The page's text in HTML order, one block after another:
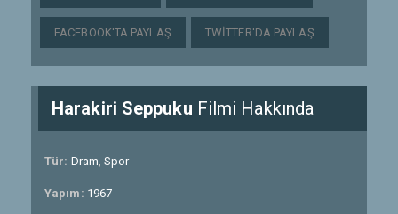
FACEBOOK'TA PAYLAŞ TWITTER'DA PAYLAŞ
Harakiri Seppuku Filmi Hakkında
Tür: Dram,Spor
Yapım: 1967